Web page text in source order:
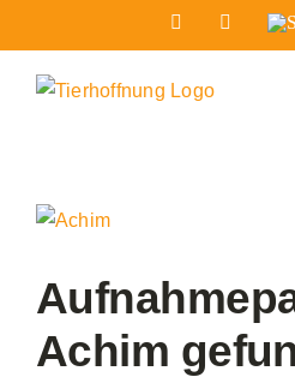
Inhalt
springen
Facebook
Zeige
Bild
Achim